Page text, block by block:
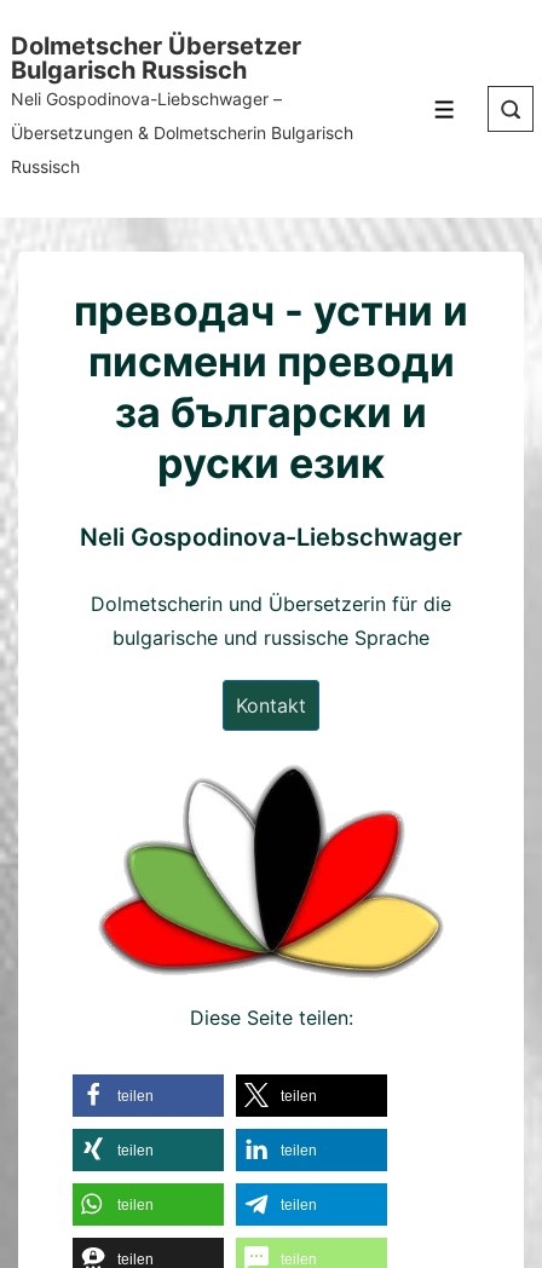
Zum
Inhalt
Dolmetscher Übersetzer
Bulgarisch Russisch
Neli Gospodinova-Liebschwager –
Übersetzungen & Dolmetscherin Bulgarisch
Russisch
Menü
преводач - устни и
писмени преводи
за български и
руски език
Neli Gospodinova-Liebschwager
Dolmetscherin und Übersetzerin für die
bulgarische und russische Sprache
Kontakt
Diese Seite teilen:
teilen teilen
teilen teilen
teilen teilen
teilen teilen